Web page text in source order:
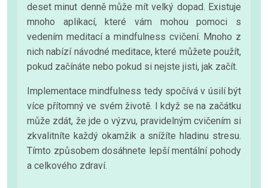
deset minut denně může mít velký dopad. Existuje
mnoho aplikací, které vám mohou pomoci s
vedením meditací a mindfulness cvičení. Mnoho z
nich nabízí návodné meditace, které můžete použít,
pokud začínáte nebo pokud si nejste jisti, jak začít.
Implementace mindfulness tedy spočívá v úsilí být
více přítomný ve svém životě. I když se na začátku
může zdát, že jde o výzvu, pravidelným cvičením si
zkvalitníte každý okamžik a snížíte hladinu stresu.
Tímto způsobem dosáhnete lepší mentální pohody
a celkového zdraví.